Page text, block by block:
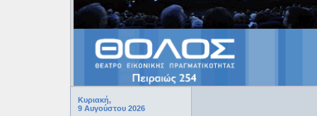
Κυριακή,
9 Αυγούστου 2026